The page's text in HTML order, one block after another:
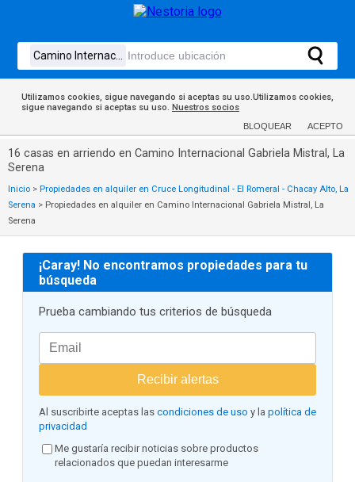
Utilizamos cookies, sigue navegando si aceptas su uso.Utilizamos cookies,
sigue navegando si aceptas su uso. Nuestros socios
BLOQUEAR ACEPTO
16 casas en arriendo en Camino Internacional Gabriela Mistral, La
Serena
Inicio > Propiedades en alquiler en Cruce Longitudinal - El Romeral - Chacay Alto, La
Serena > Propiedades en alquiler en Camino Internacional Gabriela Mistral, La
Serena
¡Caray! No encontramos propiedades para tu
búsqueda
Prueba cambiando tus criterios de búsqueda
Recibir alertas
Al suscribirte aceptas las condiciones de uso y la política de
privacidad
Me gustaría recibir noticias sobre productos
relacionados que puedan interesarme